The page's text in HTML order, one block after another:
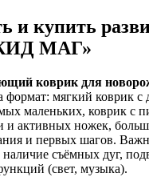
и купить
МАГ»
коврик для
формат: мягкий коврик с
маленьких, коврик с
и активных ножек,
и первых шагов.
съёмных дуг,
(свет, музыка).